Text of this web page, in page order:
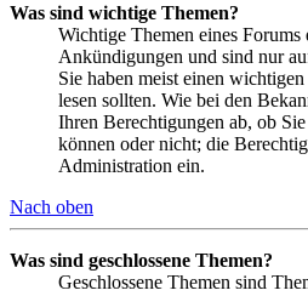
Was sind wichtige Themen?
Wichtige Themen eines Forums
Ankündigungen und sind nur
Sie haben meist einen
lesen sollten. Wie bei den
Ihren Berechtigungen ab, ob
können oder nicht; die
Administration ein.
Nach oben
Was sind geschlossene Themen?
Geschlossene Themen sind